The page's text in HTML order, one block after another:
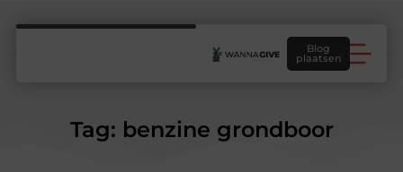
Blog
plaatsen
Tag: benzine grondboor